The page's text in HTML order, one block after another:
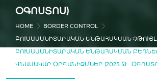
ՕԳՈՍՏՈՍ)
HOME
BORDER CONTROL
ԲՈՒՍԱՍԱՆԻՏԱՐԱԿԱՆ ԵՆԹԱՀՍԿՄԱՆ
ԲՈՒՍԱՍԱՆԻՏԱՐԱԿԱՆ ԵՆԹԱՀՍԿՄԱՆ
ՎՆԱՍԱԿԱՐ ՕՐԳԱՆԻԶՄՆԵՐ (2025 Թ․